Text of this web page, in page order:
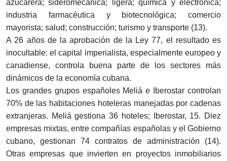
azucarera; sideromecánica; ligera; química y electrónica;
industria farmacéutica y biotecnológica; comercio
mayorista; salud; construcción; turismo y transporte (13).
A 26 años de la aprobación de la Ley 77, el resultado es
inocultable: el capital imperialista, especialmente europeo y
canadiense, controla buena parte de los sectores más
dinámicos de la economía cubana.
Los grandes grupos españoles Meliá e Iberostar controlan
70% de las habitaciones hoteleras manejadas por cadenas
extranjeras. Meliá gestiona 36 hoteles; Iberostar, 15. Diez
empresas mixtas, entre compañías españolas y el Gobierno
cubano, gestionan 74 contratos de administración (14).
Otras empresas que invierten en proyectos inmobiliarios